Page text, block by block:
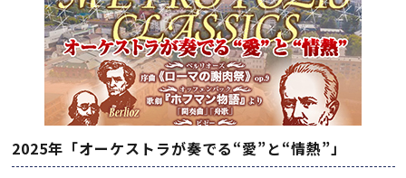
2025年「オーケストラが奏でる“愛”と“情熱”」